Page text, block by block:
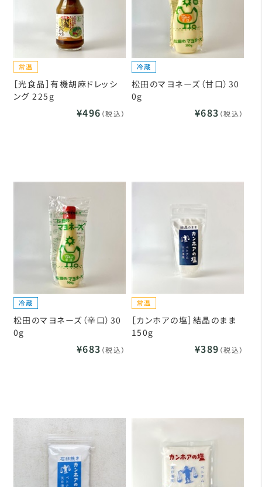
［光食品］有機胡麻ドレッシ
ング 225g
¥496 （税込）
松田のマヨネーズ（甘口）30
0g
¥683 （税込）
松田のマヨネーズ（辛口）30
0g
¥683 （税込）
［カンホアの塩］結晶のまま
150g
¥389 （税込）